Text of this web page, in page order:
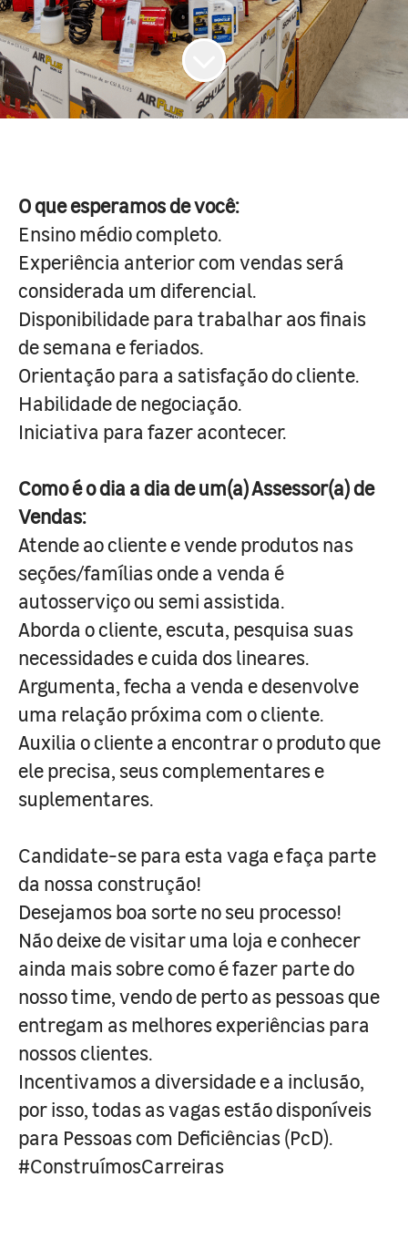
O que esperamos de você:
Ensino médio completo.
Experiência anterior com vendas será
considerada um diferencial.
Disponibilidade para trabalhar aos finais
de semana e feriados.
Orientação para a satisfação do cliente.
Habilidade de negociação.
Iniciativa para fazer acontecer.
Como é o dia a dia de um(a) Assessor(a) de
Vendas:
Atende ao cliente e vende produtos nas
seções/famílias onde a venda é
autosserviço ou semi assistida.
Aborda o cliente, escuta, pesquisa suas
necessidades e cuida dos lineares.
Argumenta, fecha a venda e desenvolve
uma relação próxima com o cliente.
Auxilia o cliente a encontrar o produto que
ele precisa, seus complementares e
suplementares.
Candidate-se para esta vaga e faça parte
da nossa construção!
Desejamos boa sorte no seu processo!
Não deixe de visitar uma loja e conhecer
ainda mais sobre como é fazer parte do
nosso time, vendo de perto as pessoas que
entregam as melhores experiências para
nossos clientes.
Incentivamos a diversidade e a inclusão,
por isso, todas as vagas estão disponíveis
para Pessoas com Deficiências (PcD).
#ConstruímosCarreiras